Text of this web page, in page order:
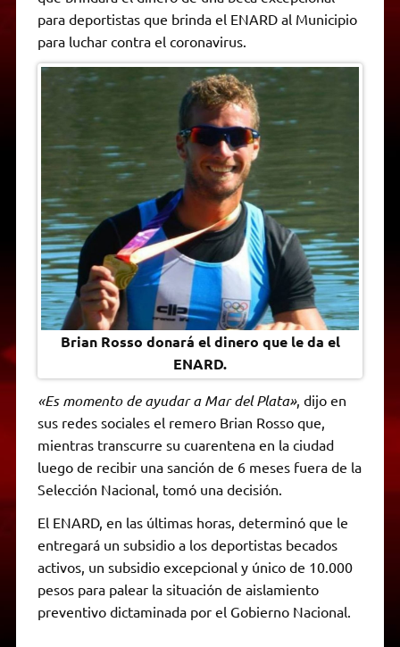
p
p
r
a
m
r
o
o
k
g
e
n
k
r
i
n
d
l
y
para deportistas que brinda el ENARD al Municipio
para luchar contra el coronavirus.
Brian Rosso donará el dinero que le da el
ENARD.
«Es momento de ayudar a Mar del Plata», dijo en
sus redes sociales el remero Brian Rosso que,
mientras transcurre su cuarentena en la ciudad
luego de recibir una sanción de 6 meses fuera de la
Selección Nacional, tomó una decisión.
El ENARD, en las últimas horas, determinó que le
entregará un subsidio a los deportistas becados
activos, un subsidio excepcional y único de 10.000
pesos para palear la situación de aislamiento
preventivo dictaminada por el Gobierno Nacional.